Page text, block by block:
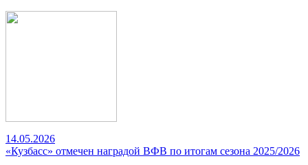
14.05.2026
«Кузбасс» отмечен наградой ВФВ по итогам сезона 2025/2026